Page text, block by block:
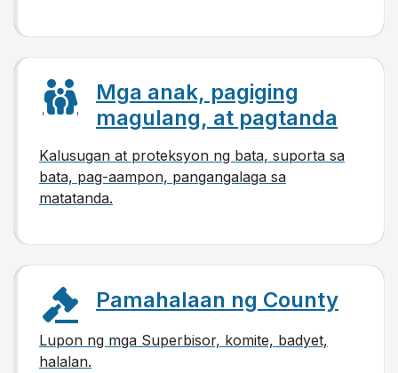
Mga anak, pagiging
magulang, at pagtanda
Kalusugan at proteksyon ng bata, suporta sa
bata, pag-aampon, pangangalaga sa
matatanda.
Pamahalaan ng County
Lupon ng mga Superbisor, komite, badyet,
halalan.